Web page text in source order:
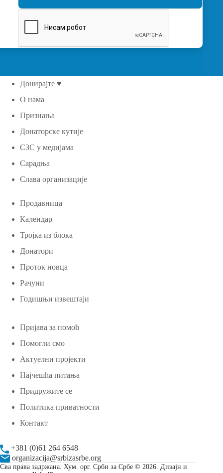
Донирајте ♥
О нама
Признања
Донаторске кутије
СЗС у медијама
Сарадња
Слава организације
Продавница
Календар
Тројка из блока
Донатори
Проток новца
Рачуни
Годишњи извештаји
Пријава за помоћ
Помогли смо
Актуелни пројекти
Најчешћа питања
Придружите се
Политика приватности
Контакт
+381 (0)61 264 6548
organizacija@srbizasrbe.org
Сва права задржана. Хум. орг. Срби за Србе © 2026. Дизајн и